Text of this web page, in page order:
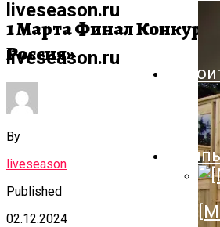
liveseason.ru
liveseason.ru
1 Марта Финал
Россия»
By
liveseason
Published
02.12.2024